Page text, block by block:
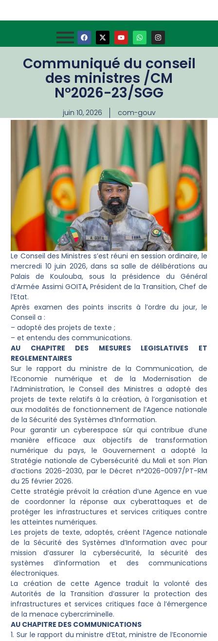
Communiqué du conseil
des ministres /CM
N°2026-23/SGG
juin 10, 2026 com-gouv
Le Conseil des Ministres s’est réuni en session ordinaire, le
mercredi 10 juin 2026, dans sa salle de délibérations au
Palais de Koulouba, sous la présidence du Général
d’Armée Assimi GOITA, Président de la Transition, Chef de
l’Etat.
Après examen des points inscrits à l’ordre du jour, le
Conseil a :
– adopté des projets de texte ;
– et entendu des communications.
AU CHAPITRE DES MESURES LEGISLATIVES ET
REGLEMENTAIRES
Sur le rapport du ministre de la Communication, de
l’Economie numérique et de la Modernisation de
l’Administration, le Conseil des Ministres a adopté des
projets de texte relatifs à la création, à l’organisation et
aux modalités de fonctionnement de l’Agence nationale
de la Sécurité des Systèmes d’Information.
Pour garantir un cyberespace sûr qui contribue d’une
manière efficace aux objectifs de transformation
numérique du pays, le Gouvernement a adopté la
Stratégie nationale de Cybersécurité du Mali et son Plan
d’actions 2026-2030, par le Décret n°2026-0097/PT-RM
du 25 février 2026.
Cette stratégie prévoit la création d’une Agence en vue
de coordonner la réponse aux cyberattaques et de
protéger les infrastructures et services critiques contre
les atteintes numériques.
Les projets de texte, adoptés, créent l’Agence nationale
de la Sécurité des Systèmes d’Information avec pour
mission d’assurer la cybersécurité, la sécurité des
systèmes d’information et des communications
électroniques.
La création de cette Agence traduit la volonté des
Autorités de la Transition d’assurer la protection des
infrastructures et services critiques face à l’émergence
de la menace cybercriminelle.
AU CHAPITRE DES COMMUNICATIONS
1. Sur le rapport du ministre d’Etat, ministre de l’Economie